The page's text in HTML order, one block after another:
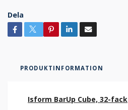
Dela
PRODUKTINFORMATION
Isform BarUp Cube, 32-fack